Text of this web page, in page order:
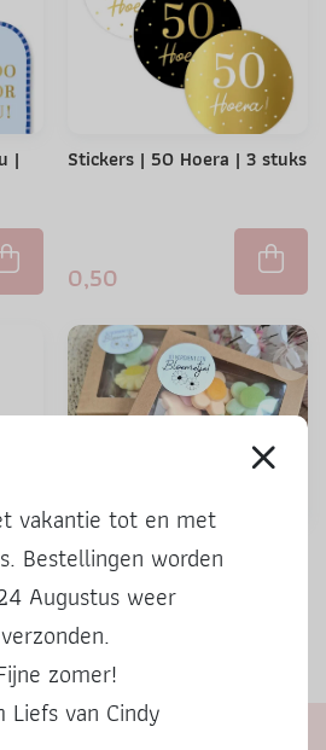
|
Stickers | 50 Hoera | 3 stuks
0,50
Gevuld vensterdoosje |
Bloemetje voor jou | Snoep
4,95
vakantie tot en met
Bestellingen worden
Augustus weer
verzonden.
zomer!
Liefs van Cindy